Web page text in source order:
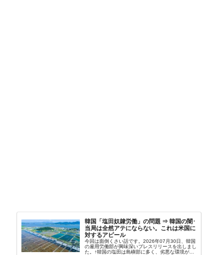
韓国「塩田奴隷労働」の問題 ⇒ 韓国の闇･
当局は全然アテにならない。これは米国に
対するアピール
今回は面倒くさい話です。2026年07月30日、韓国
の雇用労働部が興味深いプレスリリースを出しまし
た。↑韓国の塩田は島嶼部に多く、劣悪な環境が一